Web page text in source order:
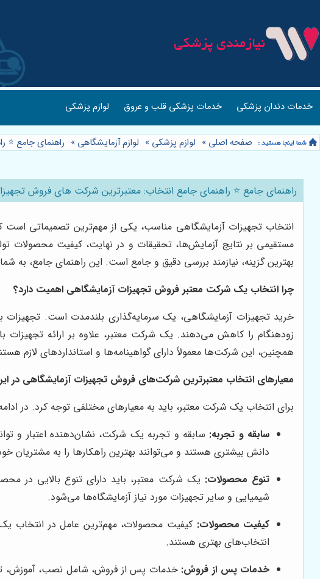
خدمات دندان پزشکی خدمات پزشکی قلب و عروق لوازم پزشکی
صفحه اصلی » لوازم پزشکی » لوازم آزمایشگاهی » راهنمای جامع ⭐️
راهنمای جامع ⭐️ راهنمای جامع انتخاب: معتبرترین شرکت های فروش
انتخاب تجهیزات آزمایشگاهی مناسب، یکی از مهم‌ترین تصمیماتی است
مستقیمی بر نتایج آزمایش‌ها، تحقیقات و در نهایت، کیفیت محصولات
بهترین گزینه، نیازمند بررسی دقیق و جامع است. این راهنمای جامع، به
چرا انتخاب یک شرکت معتبر فروش تجهیزات آزمایشگاهی اهمیت دارد؟
خرید تجهیزات آزمایشگاهی، یک سرمایه‌گذاری بلندمدت است. تجهیزات
زودهنگام را کاهش می‌دهند. یک شرکت معتبر، علاوه بر ارائه
همچنین، این شرکت‌ها معمولاً دارای گواهینامه‌ها و استانداردهای لازم
معیارهای انتخاب معتبرترین شرکت‌های فروش تجهیزات آزمایشگاهی در
برای انتخاب یک شرکت معتبر، باید به معیارهای مختلفی توجه کرد. در
سابقه و تجربه: سابقه و تجربه یک شرکت، نشان‌دهنده اعتبار و
دانش بیشتری هستند و می‌توانند بهترین راهکارها را به مشتریان
تنوع محصولات: یک شرکت معتبر، باید دارای تنوع بالایی در
شیمیایی و سایر تجهیزات مورد نیاز آزمایشگاه‌ها می‌شود.
کیفیت محصولات: کیفیت محصولات، مهم‌ترین عامل در انتخاب
انتخاب‌های بهتری هستند.
خدمات پس از فروش: خدمات پس از فروش، شامل نصب، آموزش،